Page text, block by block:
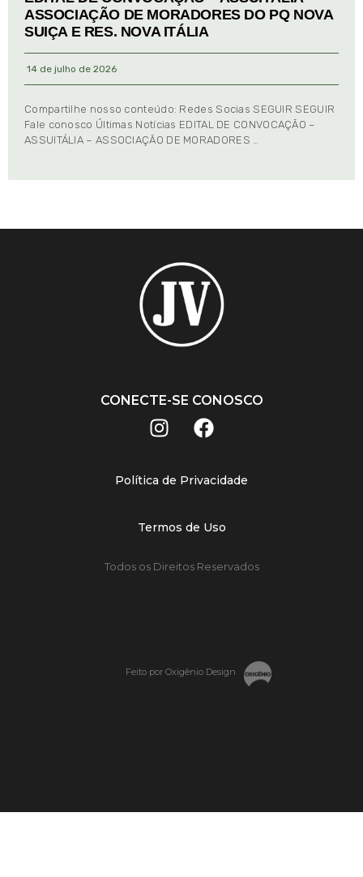
ASSOCIAÇÃO DE MORADORES DO PQ NOVA
SUIÇA E RES. NOVA ITÁLIA
14 de julho de 2026
Compartilhe nosso conteúdo: Redes Socias SEGUIR SEGUIR
Fale conosco Últimas Notícias EDITAL DE CONVOCAÇÃO –
ASSUITÁLIA – ASSOCIAÇÃO DE MORADORES …
CONECTE-SE CONOSCO
Política de Privacidade
Termos de Uso
Todos os Direitos Reservados
Feito por Oxigênio Design